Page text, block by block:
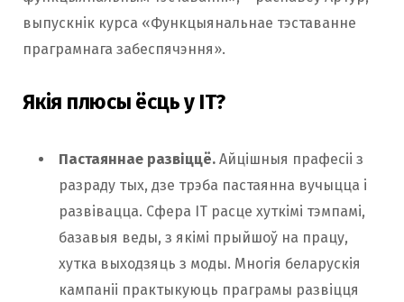
выпускнік курса «Функцыянальнае тэставанне
праграмнага забеспячэння».
Якія плюсы ёсць у IT?
Пастаяннае развіццё. Айцішныя прафесіі з
разраду тых, дзе трэба пастаянна вучыцца і
развівацца. Сфера ІТ расце хуткімі тэмпамі,
базавыя веды, з якімі прыйшоў на працу,
хутка выходзяць з моды. Многія беларускія
кампаніі практыкуюць праграмы развіцця